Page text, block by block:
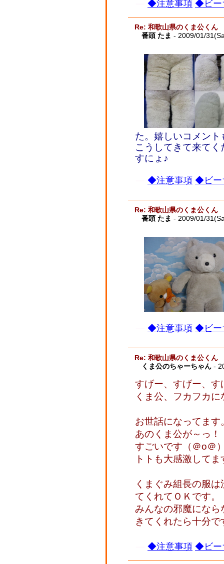
◆注意事項 ◆ビー
Re: 和歌山県のくま公くん
番頭 たま - 2009/01/
た。嬉しいコメン
こうしてきて来て
すにょ♪
◆注意事項 ◆ビー
Re: 和歌山県のくま公くん
番頭 たま - 2009/01/
◆注意事項 ◆ビー
Re: 和歌山県のくま公くん
くま公のちゃーちゃん -
すげー、すげー、す
くま公、フカフカ
お世話になってます
あのくま公が～っ！
すごいです（＠o＠
トトも大感激してま
くまぐみ組長の服
てくれてＯＫです。
みんなの邪魔にな
きてくれたら十分で
◆注意事項 ◆ビー